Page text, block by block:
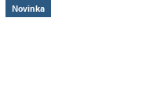
Novinka